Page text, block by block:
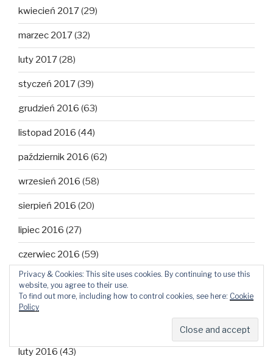
kwiecień 2017(29)
marzec 2017(32)
luty 2017(28)
styczeń 2017(39)
grudzień 2016 (63)
listopad 2016 (44)
październik 2016 (62)
wrzesień 2016 (58)
sierpień 2016 (20)
lipiec 2016 (27)
czerwiec 2016 (59)
maj 2016(61)
kwiecień 2016
luty 2016 (43)
Privacy & Cookies: This site uses cookies. By continuing to use this
website, you agree to their use.
To find out more, including how to control cookies, see here: Cookie
Policy